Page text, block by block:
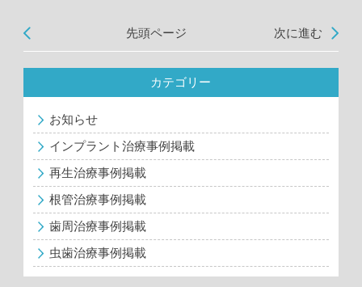
先頭ページ 次に進む
カテゴリー
お知らせ
インプラント治療事例掲載
再生治療事例掲載
根管治療事例掲載
歯周治療事例掲載
虫歯治療事例掲載